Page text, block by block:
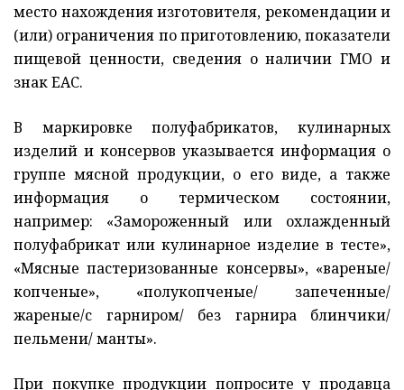
место нахождения изготовителя, рекомендации и
(или) ограничения по приготовлению, показатели
пищевой ценности, сведения о наличии ГМО и
знак ЕАС.
В маркировке полуфабрикатов, кулинарных
изделий и консервов указывается информация о
группе мясной продукции, о его виде, а также
информация о термическом состоянии,
например: «Замороженный или охлажденный
полуфабрикат или кулинарное изделие в тесте»,
«Мясные пастеризованные консервы», «вареные/
копченые», «полукопченые/ запеченные/
жареные/с гарниром/ без гарнира блинчики/
пельмени/ манты».
При покупке продукции попросите у продавца